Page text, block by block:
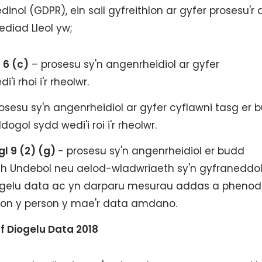
(GDPR), ein sail gyfreithlon ar gyfer prosesu'r
Lleol yw;
6 (c) – prosesu sy'n angenrheidiol ar gyfer
rhoi i'r rheolwr.
sy'n angenrheidiol ar gyfer cyflawni tasg er
sydd wedi'i roi i'r rheolwr.
9 (2) (g) - prosesu sy'n angenrheidiol er budd
Undebol neu aelod-wladwriaeth sy'n
data ac yn darparu mesurau addas a
y person y mae'r data amdano.
Diogelu Data 2018